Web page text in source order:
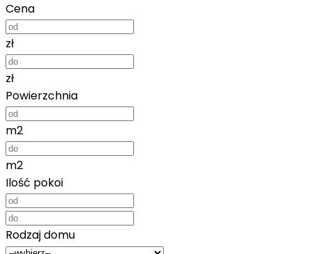
Cena
zł
zł
Powierzchnia
m2
m2
Ilość pokoi
Rodzaj domu